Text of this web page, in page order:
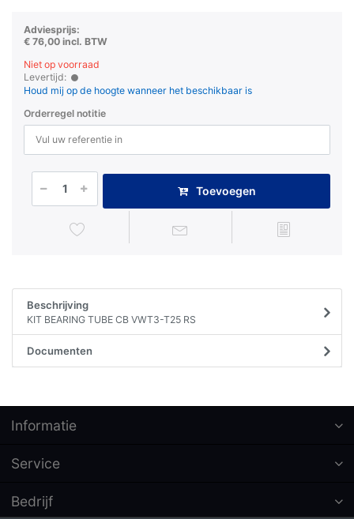
Adviesprijs:
€ 76,00 incl. BTW
Niet op voorraad
Levertijd:
Houd mij op de hoogte wanneer het beschikbaar is
Orderregel notitie
Toevoegen
Beschrijving
KIT BEARING TUBE CB VWT3-T25 RS
Documenten
Informatie
Service
Bedrijf